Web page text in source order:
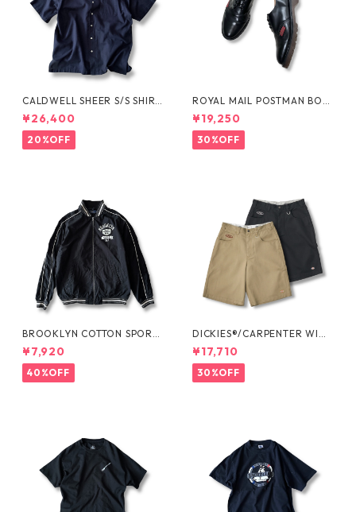
CALDWELL SHEER S/S SHIRT
by Polo Ralph Lauren
¥26,400
20%OFF
ROYAL MAIL POSTMAN BOO
TS by Dr.MARTENS
¥19,250
30%OFF
BROOKLYN COTTON SPORT
JKT by Polo Ralph Lauren
¥7,920
40%OFF
DICKIES®/CARPENTER WIDE
SHORTS -SEDAN ALL-PURPO
SE-
¥17,710
30%OFF